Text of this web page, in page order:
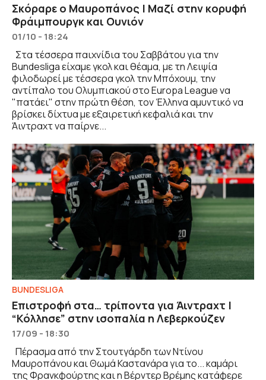
Σκόραρε ο Μαυροπάνος | Μαζί στην κορυφή
Φράιμπουργκ και Ουνιόν
01/10 - 18:24
Στα τέσσερα παιχνίδια του Σαββάτου για την
Bundesliga είχαμε γκολ και θέαμα, με τη Λειψία
φιλοδωρεί με τέσσερα γκολ την Μπόχουμ, την
αντίπαλο του Ολυμπιακού στο Europa League να
"πατάει" στην πρώτη θέση, τον Έλληνα αμυντικό να
βρίσκει δίχτυα με εξαιρετική κεφαλιά και την
Άιντραχτ να παίρνε...
BUNDESLIGA
Επιστροφή στα… τρίποντα για Άιντραχτ |
“Κόλλησε” στην ισοπαλία η Λεβερκούζεν
17/09 - 18:30
Πέρασμα από την Στουτγάρδη των Ντίνου
Μαυροπάνου και Θωμά Καστανάρα για το... καμάρι
της Φρανκφούρτης και η Βέρντερ Βρέμης κατάφερε